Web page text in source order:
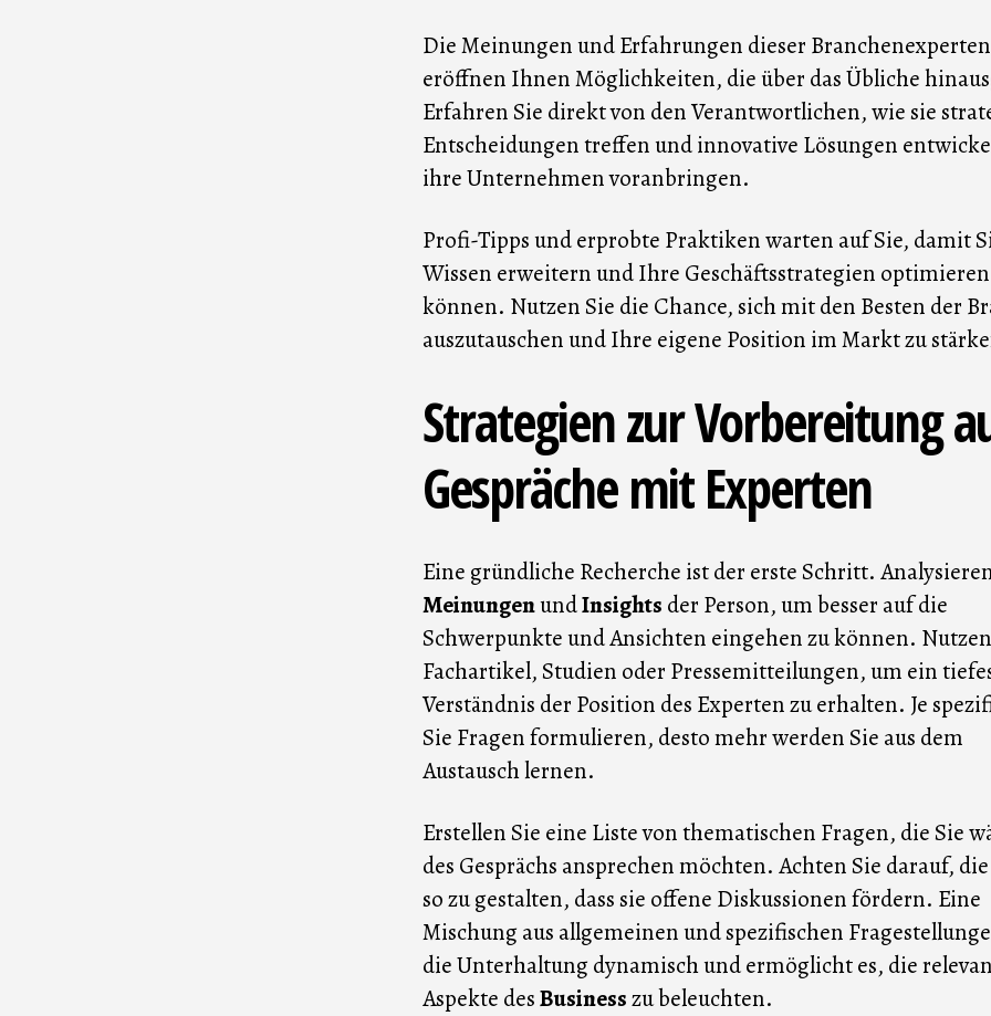
Die Meinungen und Erfahrungen dieser Branchenexperten
eröffnen Ihnen Möglichkeiten, die über das Übliche
Erfahren Sie direkt von den Verantwortlichen, wie sie
Entscheidungen treffen und innovative Lösungen
ihre Unternehmen voranbringen.
Profi-Tipps und erprobte Praktiken warten auf Sie, damit
Wissen erweitern und Ihre Geschäftsstrategien optimieren
können. Nutzen Sie die Chance, sich mit den Besten der
auszutauschen und Ihre eigene Position im Markt zu
Strategien zur Vorbereitung
Gespräche mit Experten
Eine gründliche Recherche ist der erste Schritt.
MeinungenundInsights der Person, um besser auf die
Schwerpunkte und Ansichten eingehen zu können.
Fachartikel, Studien oder Pressemitteilungen, um ein
Verständnis der Position des Experten zu erhalten. Je
Sie Fragen formulieren, desto mehr werden Sie aus dem
Austausch lernen.
Erstellen Sie eine Liste von thematischen Fragen, die Sie
des Gesprächs ansprechen möchten. Achten Sie darauf,
so zu gestalten, dass sie offene Diskussionen fördern. Eine
Mischung aus allgemeinen und spezifischen
die Unterhaltung dynamisch und ermöglicht es, die
Aspekte desBusinesszu beleuchten.